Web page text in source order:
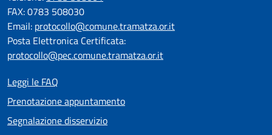
FAX: 0783 508030
Email: protocollo@comune.tramatza.or.it
Posta Elettronica Certificata:
protocollo@pec.comune.tramatza.or.it
Leggi le FAQ
Prenotazione appuntamento
Segnalazione disservizio